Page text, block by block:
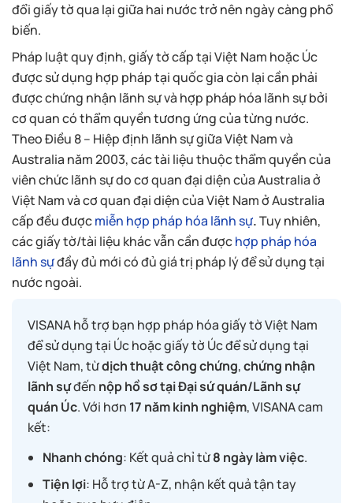
đổi giấy tờ qua lại giữa hai nước trở nên ngày càng phổ
biến.
Pháp luật quy định, giấy tờ cấp tại Việt Nam hoặc Úc
được sử dụng hợp pháp tại quốc gia còn lại cần phải
được chứng nhận lãnh sự và hợp pháp hóa lãnh sự bởi
cơ quan có thẩm quyền tương ứng của từng nước.
Theo Điều 8 – Hiệp định lãnh sự giữa Việt Nam và
Australia năm 2003, các tài liệu thuộc thẩm quyền của
viên chức lãnh sự do cơ quan đại diện của Australia ở
Việt Nam và cơ quan đại diện của Việt Nam ở Australia
cấp đều đượcmiễn hợp pháp hóa lãnh sự.Tuy nhiên,
các giấy tờ/tài liệu khác vẫn cần đượchợp pháp hóa
lãnh sựđầy đủ mới có đủ giá trị pháp lý để sử dụng tại
nước ngoài.
VISANA hỗ trợ bạn hợp pháp hóa giấy tờ Việt Nam
để sử dụng tại Úc hoặc giấy tờ Úc để sử dụng tại
Việt Nam, từdịch thuật công chứng,chứng nhận
lãnh sựđến nộp hồ sơ tại Đại sứ quán/Lãnh sự
quán Úc. Với hơn 17 năm kinh nghiệm, VISANA cam
kết:
Nhanh chóng: Kết quả chỉ từ8 ngày làm việc.
Tiện lợi: Hỗ trợ từ A-Z, nhận kết quả tận tay